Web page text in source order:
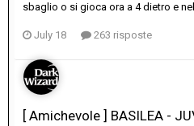
sbaglio o si gioca ora a 4 dietro e
July 18 263 risposte
[ Amichevole ] BASILEA -